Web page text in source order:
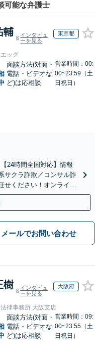
可能な弁護士
輔
インタビュ
ーを見る
東京都
ッグ
面談方法(対面・
電話・ビデオな
ど)は応相談
営業時間：00:
00~23:59（土
日祝日）
24時間全国対応】情報
サクラ詐欺／コンサル詐
せください！オンライン
メールでお問い合わせ
樹
インタビュ
ーを見る
大阪府
律事務所 大阪支店
面談方法(対面・
電話・ビデオな
ど)は応相談
営業時間：09:
00~23:55（土
日祝日）